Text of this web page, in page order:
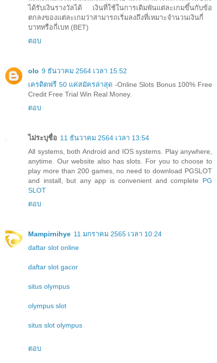
ได้รับเงินรางวัลได้ เงินที่ใช้ในการเดิมพันแต่ละเกมขึ้นกับข้อ
ตกลงของแต่ละเกมว่าสามารถเริ่มลงถึงที่เหมาะจำนวนเงินกี่
บาทหรือกี่เบท (BET)
ตอบ
olo 9 ธันวาคม 2564 เวลา 15:52
เครดิตฟรี 50 แค่สมัครล่าสุด -Online Slots Bonus 100% Free
Credit Free Trial Win Real Money.
ตอบ
ไม่ระบุชื่อ 11 ธันวาคม 2564 เวลา 13:54
All systems, both Android and IOS systems. Play anywhere,
anytime. Our website also has slots. For you to choose to
play more than 200 games, no need to download PGSLOT
and install, but any app is convenient and complete PG
SLOT
ตอบ
Mampirnihye 11 มกราคม 2565 เวลา 10:24
daftar slot online
daftar slot gacor
situs olympus
olympus slot
situs slot olympus
ตอบ